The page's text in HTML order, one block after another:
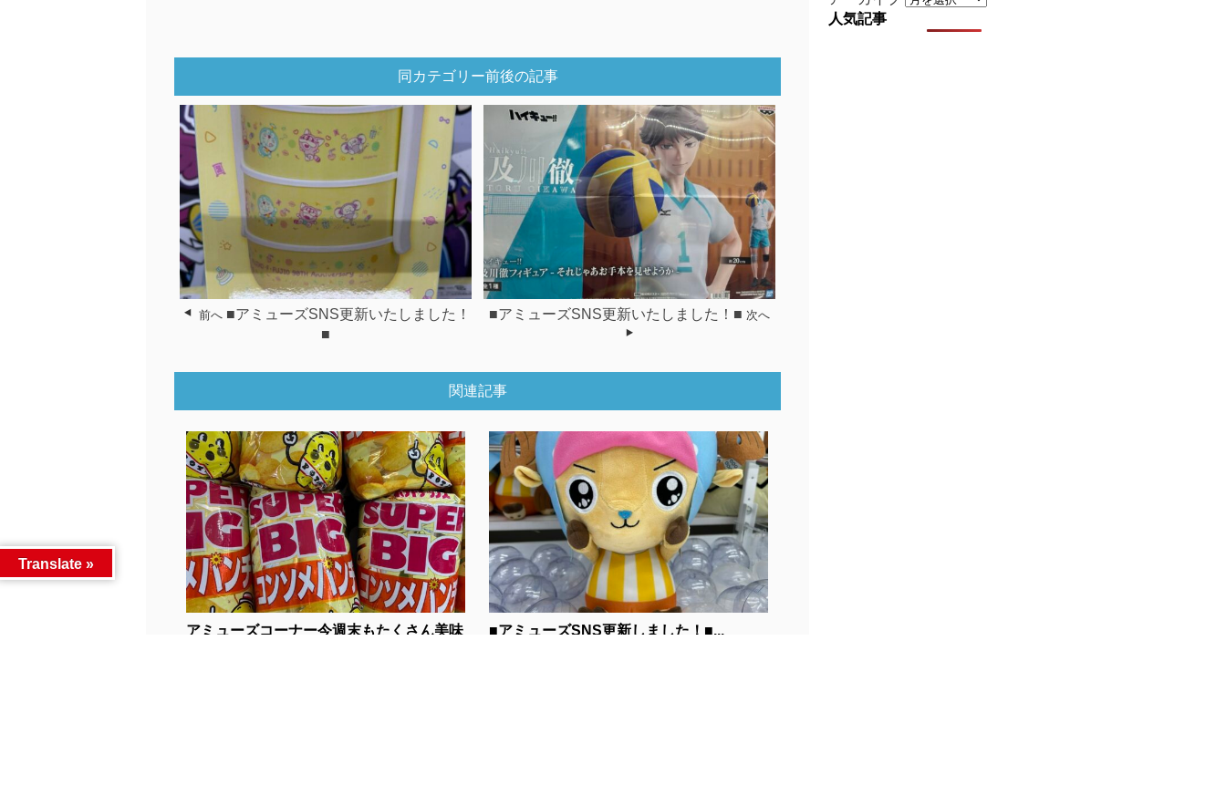
同カテゴリー前後の記事
前へ ■アミューズSNS更新いたしました！
■
■アミューズSNS更新いたしました！■ 次へ
関連記事
アミューズコーナー今週末もたくさん美味
■アミューズSNS更新しました！■...
人気記事
Translate »